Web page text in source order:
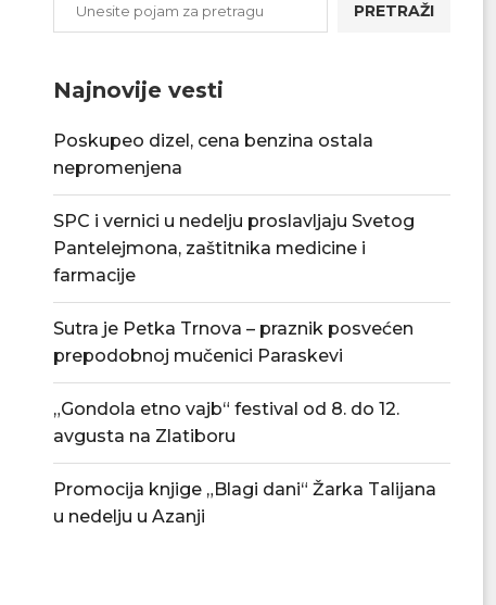
Tradicionalna Azanjska pogačijada
8. avgusta
07/08/2026
PRETRAŽI
Najnovije vesti
Poskupeo dizel, cena benzina ostala
nepromenjena
SPC i vernici u nedelju proslavljaju Svetog
Pantelejmona, zaštitnika medicine i
farmacije
Sutra je Petka Trnova – praznik posvećen
prepodobnoj mučenici Paraskevi
„Gondola etno vajb“ festival od 8. do 12.
avgusta na Zlatiboru
Promocija knjige „Blagi dani“ Žarka Talijana
u nedelju u Azanji